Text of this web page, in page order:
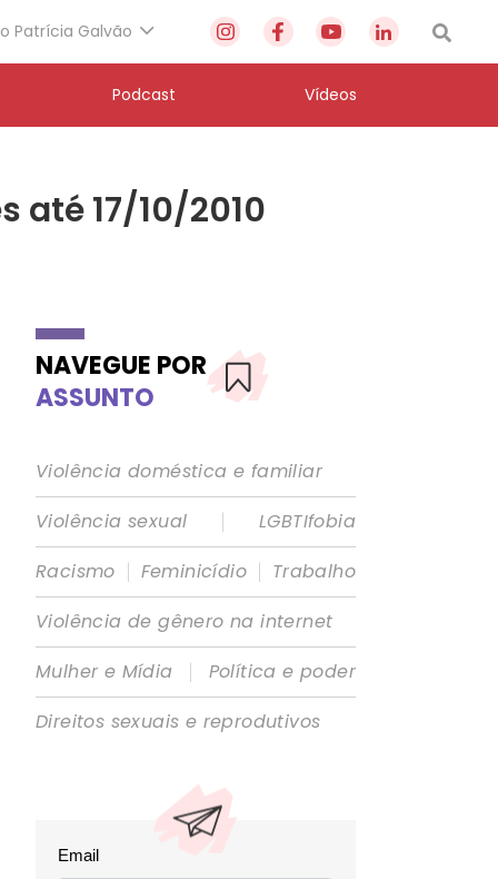
Patrícia Galvão
Podcast Vídeos
até 17/10/2010
NAVEGUE POR
ASSUNTO
Violência doméstica e familiar
Violência sexual
|
LGBTIfobia
Racismo | Feminicídio | Trabalho
Violência de gênero na internet
Mulher e Mídia
|
Política e poder
Direitos sexuais e reprodutivos